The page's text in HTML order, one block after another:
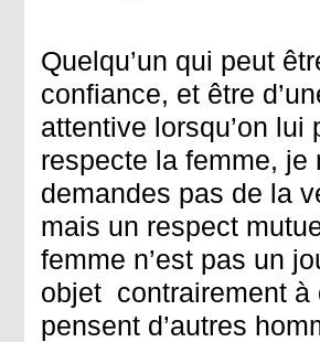
Quelqu’un qui peut
confiance, et être
attentive lorsqu’on lui
respecte la femme, je
demandes pas de la
mais un respect
femme n’est pas un
objet contrairement à
pensent d’autres